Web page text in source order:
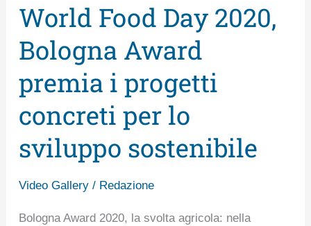
World Food Day 2020,
Bologna Award
premia i progetti
concreti per lo
sviluppo sostenibile
Video Gallery/ Redazione
Bologna Award 2020, la svolta agricola: nella
World
Day
2020,
Bologna
Award
premia
progetti
concreti